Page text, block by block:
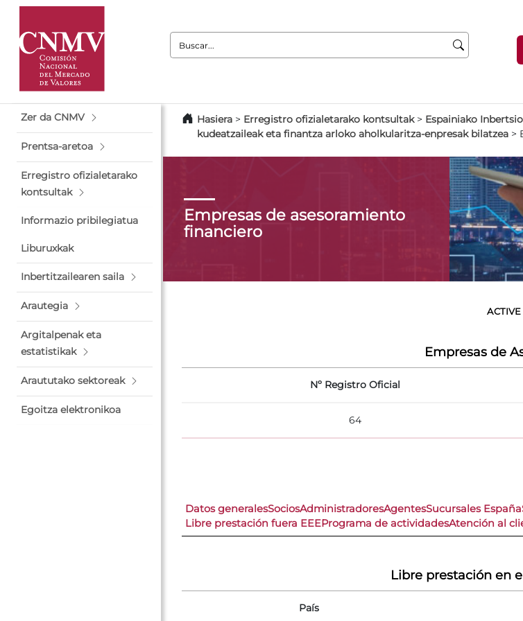
Buscar:
Zer da CNMV
Prentsa-aretoa
Erregistro ofizialetarako
kontsultak
Informazio pribilegiatua
Liburuxkak
Inbertitzailearen saila
Arautegia
Argitalpenak eta
estatistikak
Araututako sektoreak
Egoitza elektronikoa
Hasiera > Erregistro ofizialetarako kontsultak> Espainiako
kudeatzaileak eta finantza arloko aholkularitza-enpresak bilatzea >
Empresas de asesoramiento
financiero
Empresas de
Nº Registro Oficial
64
Datos generalesSociosAdministradoresAgentesSucursales España
Libre prestación fuera EEEPrograma de actividadesAtención al
Libre prestación en
País